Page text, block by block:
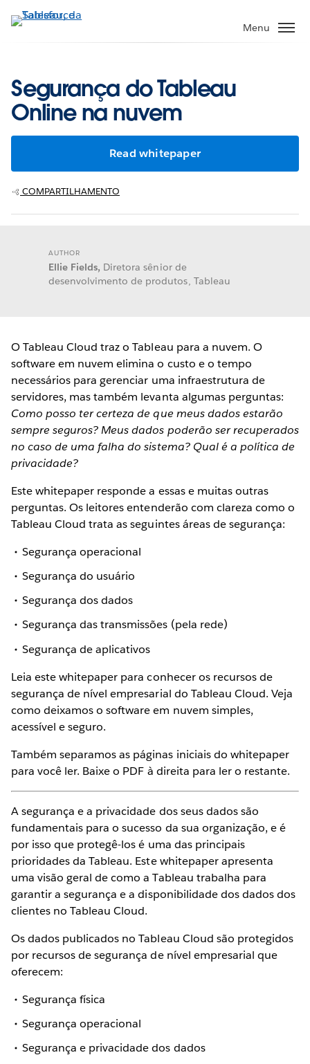
Pular
para
Menu
Segurança do Tableau
Online na nuvem
Read whitepaper
COMPARTILHAMENTO
AUTHOR
Ellie Fields, Diretora sênior de
desenvolvimento de produtos, Tableau
O Tableau Cloud traz o Tableau para a nuvem. O
software em nuvem elimina o custo e o tempo
necessários para gerenciar uma infraestrutura de
servidores, mas também levanta algumas perguntas:
Como posso ter certeza de que meus dados estarão
sempre seguros? Meus dados poderão ser recuperados
no caso de uma falha do sistema? Qual é a política de
privacidade?
Este whitepaper responde a essas e muitas outras
perguntas. Os leitores entenderão com clareza como o
Tableau Cloud trata as seguintes áreas de segurança:
Segurança operacional
Segurança do usuário
Segurança dos dados
Segurança das transmissões (pela rede)
Segurança de aplicativos
Leia este whitepaper para conhecer os recursos de
segurança de nível empresarial do Tableau Cloud. Veja
como deixamos o software em nuvem simples,
acessível e seguro.
Também separamos as páginas iniciais do whitepaper
para você ler. Baixe o PDF à direita para ler o restante.
A segurança e a privacidade dos seus dados são
fundamentais para o sucesso da sua organização, e é
por isso que protegê-los é uma das principais
prioridades da Tableau. Este whitepaper apresenta
uma visão geral de como a Tableau trabalha para
garantir a segurança e a disponibilidade dos dados dos
clientes no Tableau Cloud.
Os dados publicados no Tableau Cloud são protegidos
por recursos de segurança de nível empresarial que
oferecem:
Segurança física
Segurança operacional
Segurança e privacidade dos dados